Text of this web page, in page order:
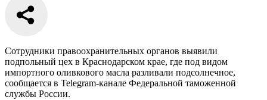
Сотрудники правоохранительных органов выявили
подпольный цех в Краснодарском крае, где под видом
импортного оливкового масла разливали подсолнечное,
сообщается в Telegram-канале Федеральной таможенной
службы России.